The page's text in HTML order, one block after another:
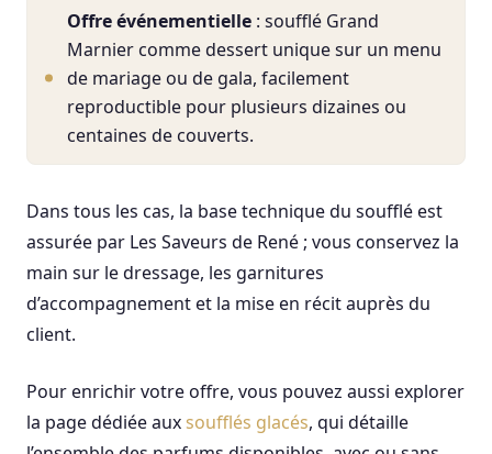
Offre événementielle : soufflé Grand
Marnier comme dessert unique sur un menu
de mariage ou de gala, facilement
reproductible pour plusieurs dizaines ou
centaines de couverts.
Dans tous les cas, la base technique du soufflé est
assurée par Les Saveurs de René ; vous conservez la
main sur le dressage, les garnitures
d’accompagnement et la mise en récit auprès du
client.
Pour enrichir votre offre, vous pouvez aussi explorer
la page dédiée auxsoufflés glacés, qui détaille